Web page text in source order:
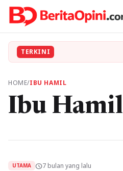
TERKINI
HOME/IBU HAMIL
Ibu Hamil
UTAMA schedule7 bulan yang lalu